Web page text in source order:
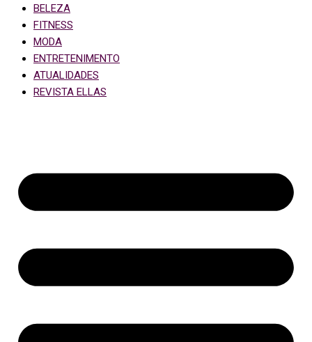
BELEZA
FITNESS
MODA
ENTRETENIMENTO
ATUALIDADES
REVISTA ELLAS